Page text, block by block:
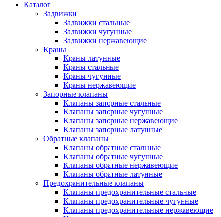
Каталог
Задвижки
Задвижки стальные
Задвижки чугунные
Задвижки нержавеющие
Краны
Краны латунные
Краны стальные
Краны чугунные
Краны нержавеющие
Запорные клапаны
Клапаны запорные стальные
Клапаны запорные чугунные
Клапаны запорные нержавеющие
Клапаны запорные латунные
Обратные клапаны
Клапаны обратные стальные
Клапаны обратные чугунные
Клапаны обратные нержавеющие
Клапаны обратные латунные
Предохранительные клапаны
Клапаны предохранительные стальные
Клапаны предохранительные чугунные
Клапаны предохранительные нержавеющие